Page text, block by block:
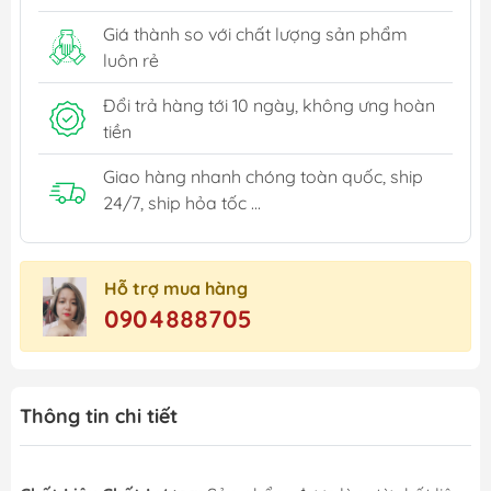
Giá thành so với chất lượng sản phẩm
luôn rẻ
Đổi trả hàng tới 10 ngày, không ưng hoàn
tiền
Giao hàng nhanh chóng toàn quốc, ship
24/7, ship hỏa tốc ...
Hỗ trợ mua hàng
0904888705
Thông tin chi tiết